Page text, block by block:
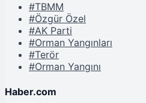
#TBMM
#Özgür Özel
#AK Parti
#Orman Yangınları
#Terör
#Orman Yangını
Haber.com